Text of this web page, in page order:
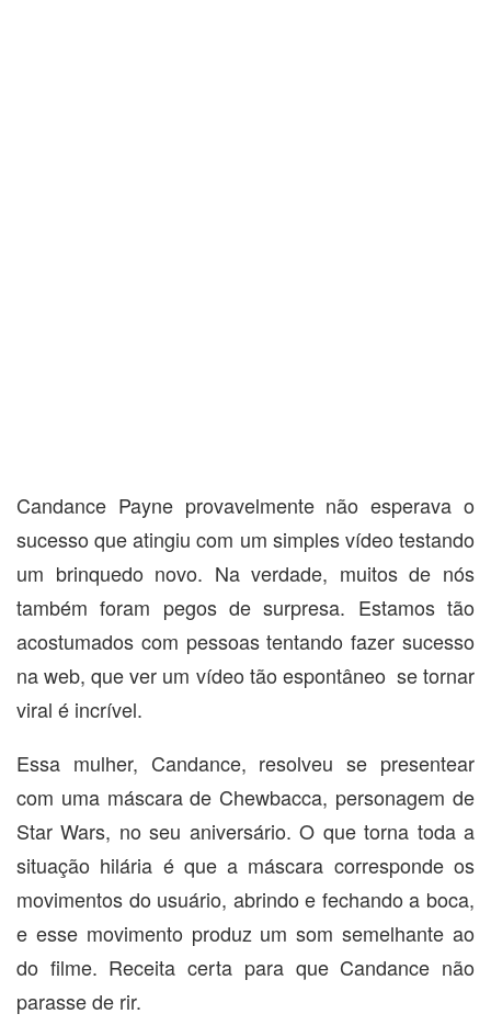
Candance Payne provavelmente não esperava o
sucesso que atingiu com um simples vídeo testando
um brinquedo novo. Na verdade, muitos de nós
também foram pegos de surpresa. Estamos tão
acostumados com pessoas tentando fazer sucesso
na web, que ver um vídeo tão espontâneo se tornar
viral é incrível.
Essa mulher, Candance, resolveu se presentear
com uma máscara de Chewbacca, personagem de
Star Wars, no seu aniversário. O que torna toda a
situação hilária é que a máscara corresponde os
movimentos do usuário, abrindo e fechando a boca,
e esse movimento produz um som semelhante ao
do filme. Receita certa para que Candance não
parasse de rir.